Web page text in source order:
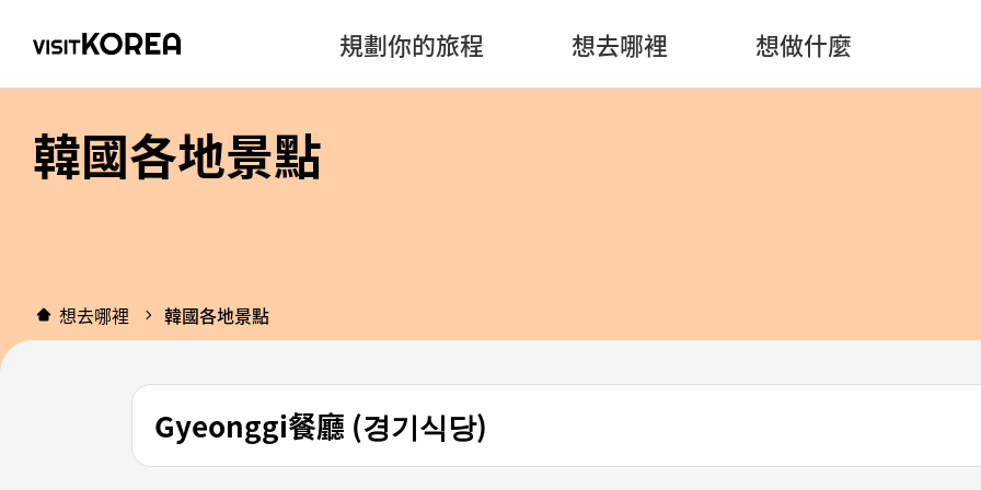
規劃你的旅程 想去哪裡 想做什麼
韓國各地景點
想去哪裡 韓國各地景點
Gyeonggi餐廳 (경기식당)